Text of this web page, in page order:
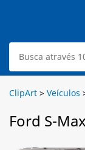
ClipArt > Veículos
Ford S-